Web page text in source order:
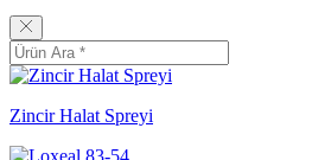
Zincir Halat Spreyi